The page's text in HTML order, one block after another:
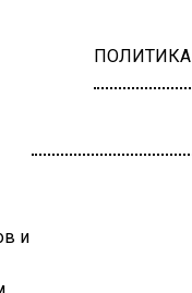
ПОЛИТИКА